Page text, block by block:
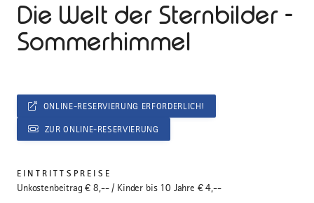
Die Welt der Sternbilder -
Sommerhimmel
ONLINE-RESERVIERUNG ERFORDERLICH!
ZUR ONLINE-RESERVIERUNG
EINTRITTSPREISE
Unkostenbeitrag € 8,-- / Kinder bis 10 Jahre € 4,--